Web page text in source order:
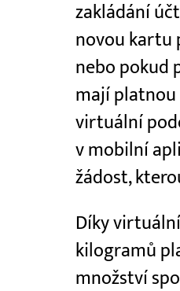
zakládání
novou kartu
nebo pokud
mají platnou
virtuální
v mobilní
žádost,
Díky
kilogramů
množství